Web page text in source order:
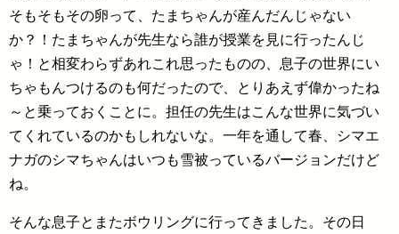
そもそもその卵って、たまちゃんが産んだんじゃない
か？！たまちゃんが先生なら誰が授業を見に行ったんじ
ゃ！と相変わらずあれこれ思ったものの、息子の世界にい
ちゃもんつけるのも何だったので、とりあえず偉かったね
～と乗っておくことに。担任の先生はこんな世界に気づい
てくれているのかもしれないな。一年を通して春、シマエ
ナガのシマちゃんはいつも雪被っているバージョンだけど
ね。
そんな息子とまたボウリングに行ってきました。その日